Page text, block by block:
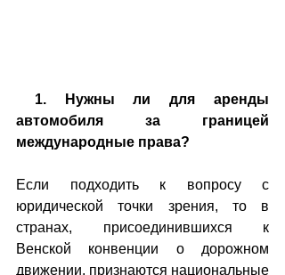
1. Нужны ли для аренды
автомобиля за границей
международные права?
Если подходить к вопросу с
юридической точки зрения, то в
странах, присоединившихся к
Венской конвенции о дорожном
движении, признаются национальные